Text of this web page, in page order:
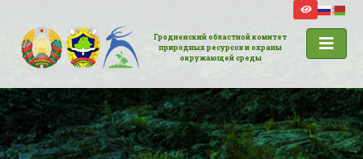
Гродненский областной комитет
природных ресурсов и охраны
окружающей среды